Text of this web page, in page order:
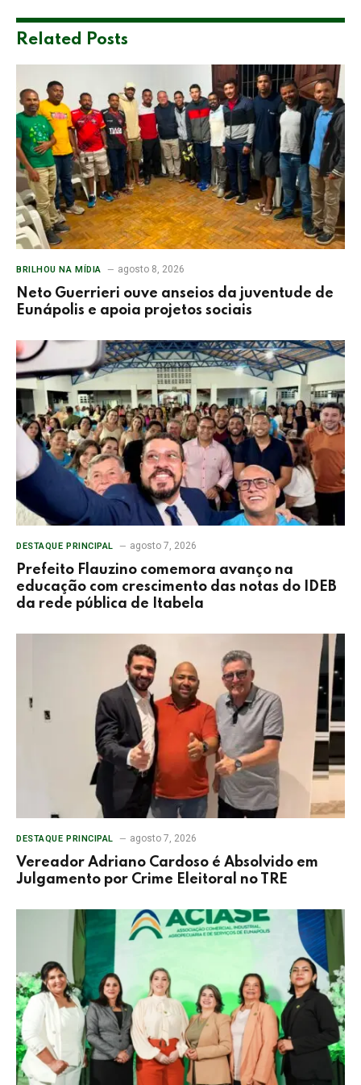
Related Posts
BRILHOU NA MÍDIA agosto 8, 2026
Neto Guerrieri ouve anseios da juventude de
Eunápolis e apoia projetos sociais
DESTAQUE PRINCIPAL agosto 7, 2026
Prefeito Flauzino comemora avanço na
educação com crescimento das notas do IDEB
da rede pública de Itabela
DESTAQUE PRINCIPAL agosto 7, 2026
Vereador Adriano Cardoso é Absolvido em
Julgamento por Crime Eleitoral no TRE